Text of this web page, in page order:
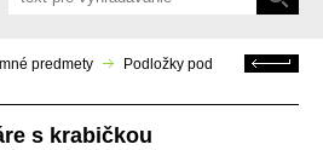
predmety
Podložky pod
Späť
s krabičkou